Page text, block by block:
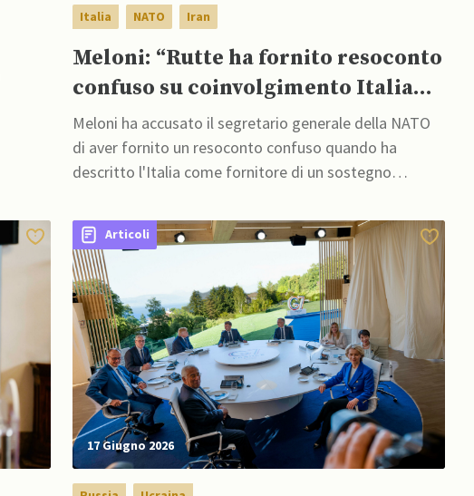
Italia NATO Iran
Meloni: “Rutte ha fornito resoconto
confuso su coinvolgimento Italia
nella guerra con Iran”
Meloni ha accusato il segretario generale della NATO
di aver fornito un resoconto confuso quando ha
descritto l'Italia come fornitore di un sostegno
Articoli
17 Giugno 2026